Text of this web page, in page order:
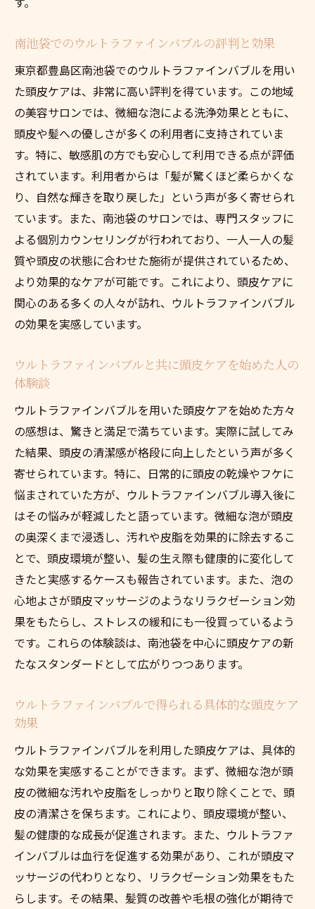
南池袋でのウルトラファインバブルの評判と効果
東京都豊島区南池袋でのウルトラファインバブルを用い
た頭皮ケアは、非常に高い評判を得ています。この地域
の美容サロンでは、微細な泡による洗浄効果とともに、
頭皮や髪への優しさが多くの利用者に支持されていま
す。特に、敏感肌の方でも安心して利用できる点が評価
されています。利用者からは「髪が驚くほど柔らかくな
り、自然な輝きを取り戻した」という声が多く寄せられ
ています。また、南池袋のサロンでは、専門スタッフに
よる個別カウンセリングが行われており、一人一人の髪
質や頭皮の状態に合わせた施術が提供されているため、
より効果的なケアが可能です。これにより、頭皮ケアに
関心のある多くの人々が訪れ、ウルトラファインバブル
の効果を実感しています。
ウルトラファインバブルと共に頭皮ケアを始めた人の
体験談
ウルトラファインバブルを用いた頭皮ケアを始めた方々
の感想は、驚きと満足で満ちています。実際に試してみ
た結果、頭皮の清潔感が格段に向上したという声が多く
寄せられています。特に、日常的に頭皮の乾燥やフケに
悩まされていた方が、ウルトラファインバブル導入後に
はその悩みが軽減したと語っています。微細な泡が頭皮
の奥深くまで浸透し、汚れや皮脂を効果的に除去するこ
とで、頭皮環境が整い、髪の生え際も健康的に変化して
きたと実感するケースも報告されています。また、泡の
心地よさが頭皮マッサージのようなリラクゼーション効
果をもたらし、ストレスの緩和にも一役買っているよう
です。これらの体験談は、南池袋を中心に頭皮ケアの新
たなスタンダードとして広がりつつあります。
ウルトラファインバブルで得られる具体的な頭皮ケア
効果
ウルトラファインバブルを利用した頭皮ケアは、具体的
な効果を実感することができます。まず、微細な泡が頭
皮の微細な汚れや皮脂をしっかりと取り除くことで、頭
皮の清潔さを保ちます。これにより、頭皮環境が整い、
髪の健康的な成長が促進されます。また、ウルトラファ
インバブルは血行を促進する効果があり、これが頭皮マ
ッサージの代わりとなり、リラクゼーション効果をもた
らします。その結果、髪質の改善や毛根の強化が期待で